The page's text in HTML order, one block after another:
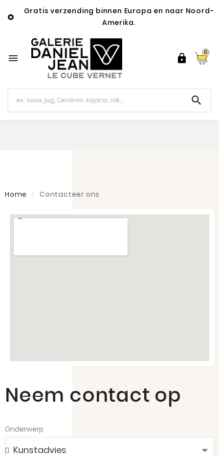

Gratis verzending binnen Europa en naar Noord-
Amerika.
 
0

Home Contacteer ons
Neem contact op
Onderwerp